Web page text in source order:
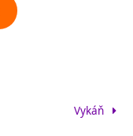
Vykáň